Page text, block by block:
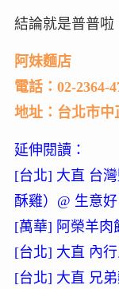
結論就是普普啦
阿妹麵店
電話：02-2364-
地址：台北市中
延伸閱讀：
[台北] 大直 台
酥雞）@ 生意
[萬華] 阿榮羊肉
[台北] 大直 內
[台北] 大直 兄